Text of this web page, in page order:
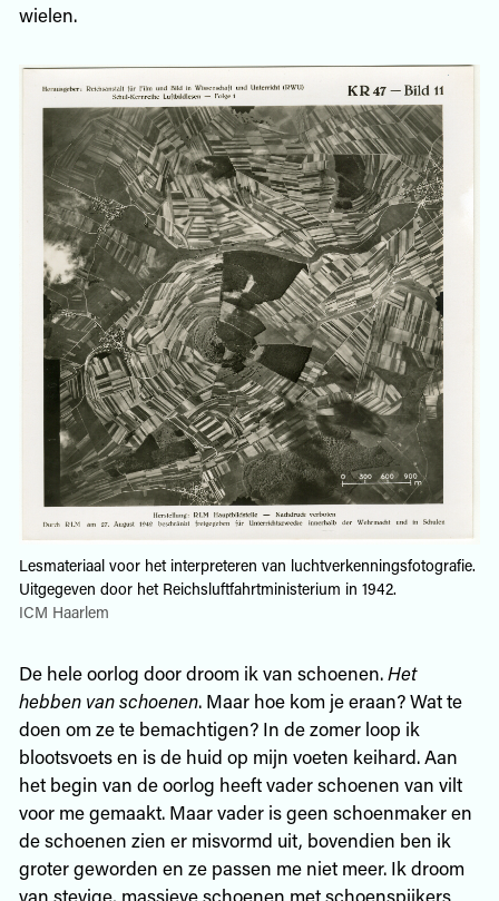
wielen.
Lesmateriaal voor het interpreteren van luchtverkenningsfotografie.
Uitgegeven door het Reichsluftfahrtministerium in 1942.
ICM Haarlem
De hele oorlog door droom ik van schoenen.Het
hebben van schoenen. Maar hoe kom je eraan? Wat te
doen om ze te bemachtigen? In de zomer loop ik
blootsvoets en is de huid op mijn voeten keihard. Aan
het begin van de oorlog heeft vader schoenen van vilt
voor me gemaakt. Maar vader is geen schoenmaker en
de schoenen zien er misvormd uit, bovendien ben ik
groter geworden en ze passen me niet meer. Ik droom
van stevige, massieve schoenen met schoenspijkers